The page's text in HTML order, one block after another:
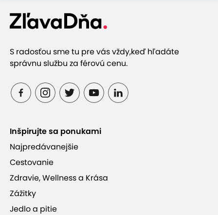
S radosťou sme tu pre vás vždy,keď hľadáte
správnu službu za férovú cenu.
Inšpirujte sa ponukami
Najpredávanejšie
Cestovanie
Zdravie, Wellness a Krása
Zážitky
Jedlo a pitie